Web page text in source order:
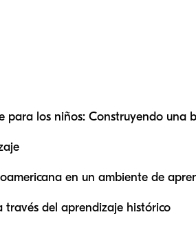
los niños: Construyendo una
en un ambiente de
través del aprendizaje histórico